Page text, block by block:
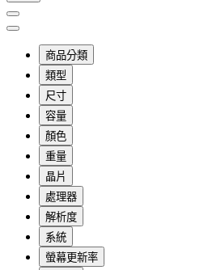
商品分類
類型
尺寸
容量
顏色
重量
晶片
處理器
解析度
系統
螢幕更新率